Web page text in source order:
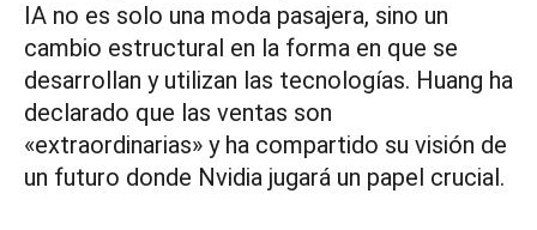
IA no es solo una moda pasajera, sino un
cambio estructural en la forma en que se
desarrollan y utilizan las tecnologías. Huang ha
declarado que las ventas son
«extraordinarias» y ha compartido su visión de
un futuro donde Nvidia jugará un papel crucial.